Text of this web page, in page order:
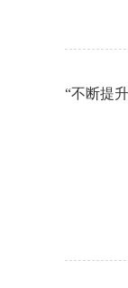
“不断提